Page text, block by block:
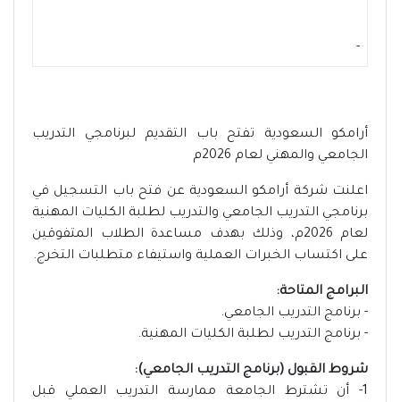
-
أرامكو السعودية تفتح باب التقديم لبرنامجي التدريب
الجامعي والمهني لعام 2026م
اعلنت شركة أرامكو السعودية عن فتح باب التسجيل في
برنامجي التدريب الجامعي والتدريب لطلبة الكليات المهنية
لعام 2026م، وذلك بهدف مساعدة الطلاب المتفوقين
على اكتساب الخبرات العملية واستيفاء متطلبات التخرج.
البرامج المتاحة:
- برنامج التدريب الجامعي.
- برنامج التدريب لطلبة الكليات المهنية.
شروط القبول (برنامج التدريب الجامعي):
1- أن تشترط الجامعة ممارسة التدريب العملي قبل